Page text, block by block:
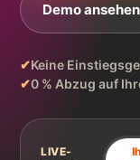
Demo ansehen
✔Keine
✔0 % Abzug auf
LIVE-